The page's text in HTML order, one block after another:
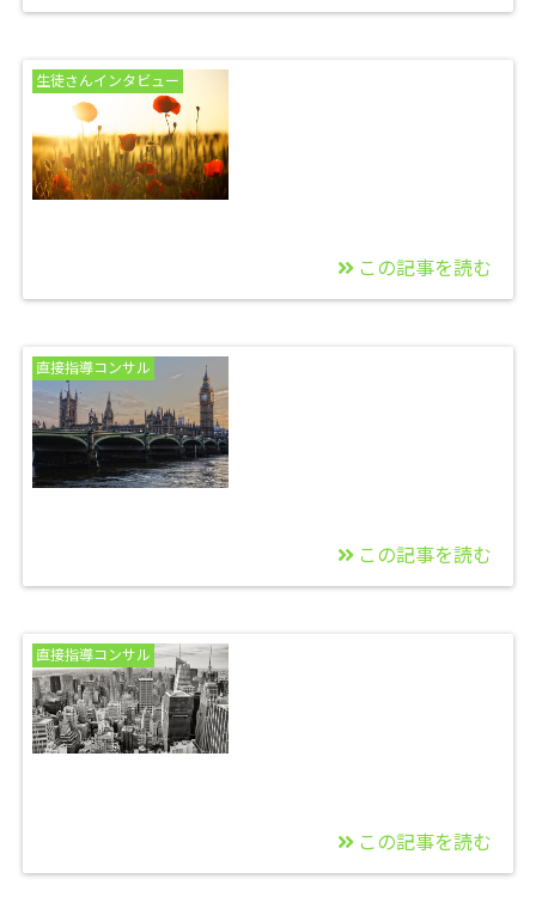
占販売×自動化のチー
ム「ESSTの案内」
生徒さんインタビュー
１００万オーバーを ９
ヶ月で達成！せどり独
占販売×自動化 マナさ
ん
この記事を読む
直接指導コンサル
自カタログでAmazon
から来るか？
この記事を読む
直接指導コンサル
この記事を読む